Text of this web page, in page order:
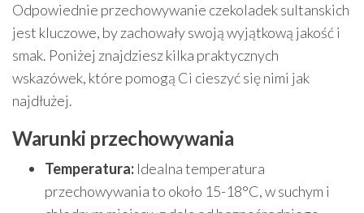
Odpowiednie przechowywanie czekoladek sultanskich
jest kluczowe, by zachowały swoją wyjątkową jakość i
smak. Poniżej znajdziesz kilka praktycznych
wskazówek, które pomogą Ci cieszyć się nimi jak
najdłużej.
Warunki przechowywania
Temperatura: Idealna temperatura
przechowywania to około 15-18°C, w suchym i